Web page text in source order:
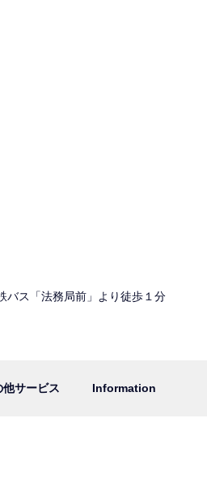
バス「法務局前」より徒歩１分
サービス Information